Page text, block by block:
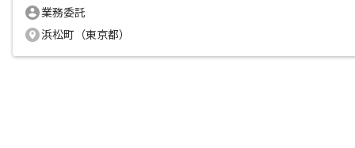
業務委託
浜松町（東京都）